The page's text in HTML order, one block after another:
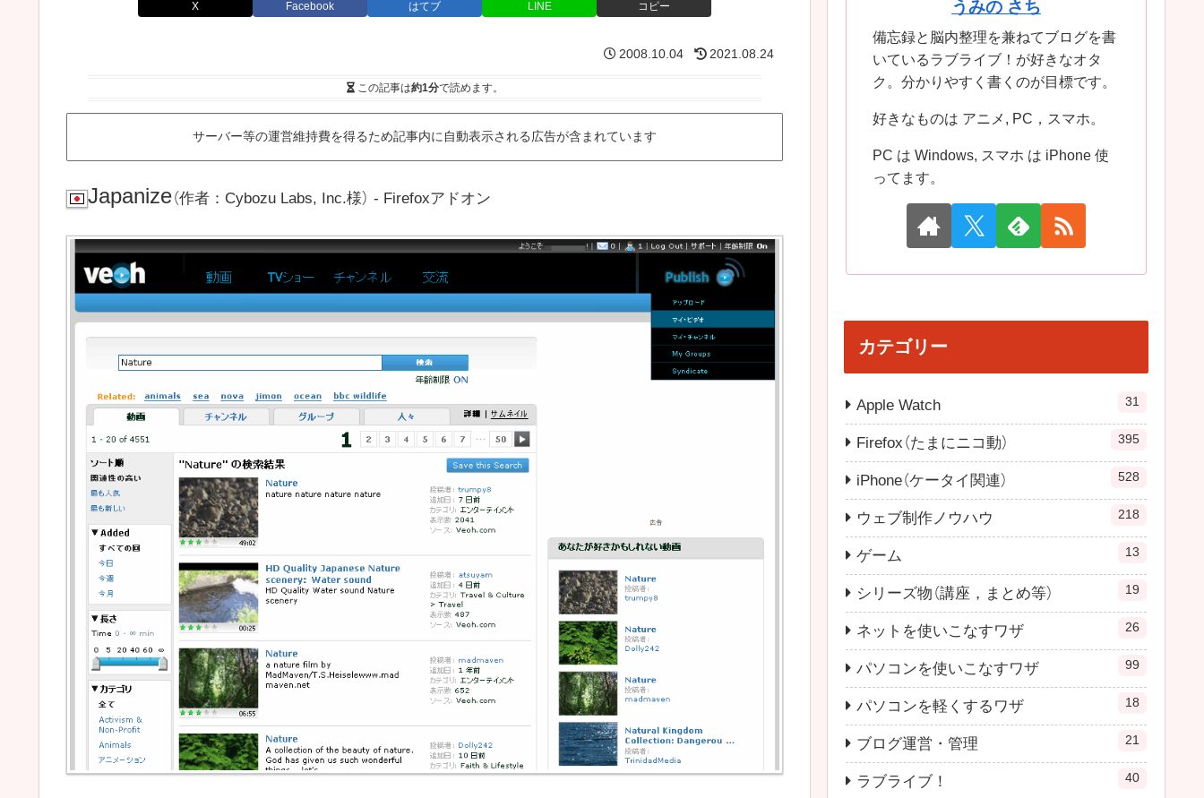
X Facebook はてブ LINE コピー
2008.10.04 2021.08.24
この記事は約1分で読めます。
サーバー等の運営維持費を得るため記事内に自動表示される広告が含まれています
Japanize（作者：Cybozu Labs, Inc.様） - Firefoxアドオン
うみの さち
備忘録と脳内整理を兼ねてブログを書
いているラブライブ！が好きなオタ
ク。分かりやすく書くのが目標です。
好きなものは アニメ, PC，スマホ。
PC は Windows, スマホ は iPhone 使
ってます。
カテゴリー
Apple Watch 31
Firefox（たまにニコ動） 395
iPhone（ケータイ関連） 528
ウェブ制作ノウハウ 218
ゲーム 13
シリーズ物（講座，まとめ等） 19
ネットを使いこなすワザ 26
パソコンを使いこなすワザ 99
パソコンを軽くするワザ 18
ブログ運営・管理 21
ラブライブ！ 40